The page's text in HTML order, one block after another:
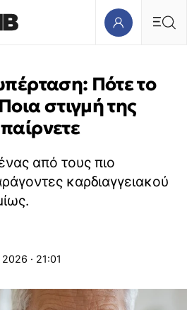
Πότε το
στιγμή της
από τους πιο
καρδιαγγειακού
· 21:01